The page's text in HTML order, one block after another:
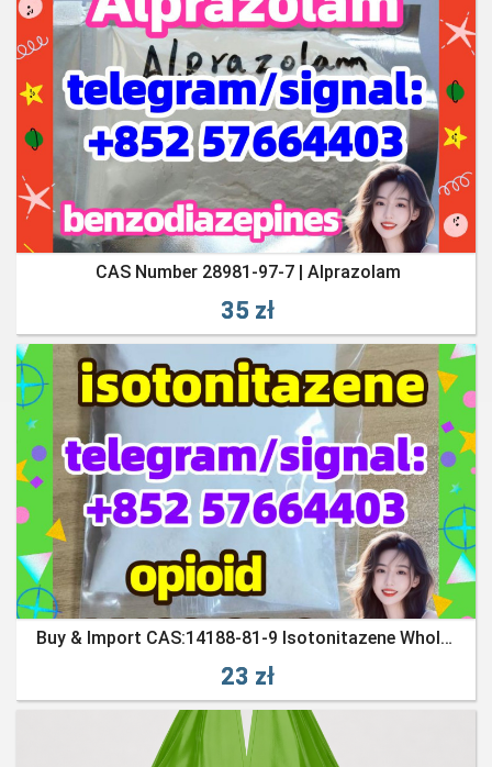
CAS Number 28981-97-7 | Alprazolam
35 zł
Buy & Import CAS:14188-81-9 Isotonitazene Wholesale
23 zł